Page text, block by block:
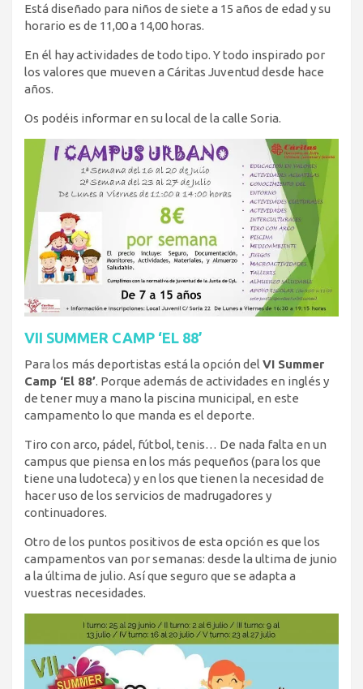
Está diseñado para niños de siete a 15 años de edad y su
horario es de 11,00 a 14,00 horas.
En él hay actividades de todo tipo. Y todo inspirado por
los valores que mueven a Cáritas Juventud desde hace
años.
Os podéis informar en su local de la calle Soria.
VII SUMMER CAMP ‘EL 88’
Para los más deportistas está la opción del VI Summer
Camp ‘El 88’. Porque además de actividades en inglés y
de tener muy a mano la piscina municipal, en este
campamento lo que manda es el deporte.
Tiro con arco, pádel, fútbol, tenis… De nada falta en un
campus que piensa en los más pequeños (para los que
tiene una ludoteca) y en los que tienen la necesidad de
hacer uso de los servicios de madrugadores y
continuadores.
Otro de los puntos positivos de esta opción es que los
campamentos van por semanas: desde la ultima de junio
a la última de julio. Así que seguro que se adapta a
vuestras necesidades.